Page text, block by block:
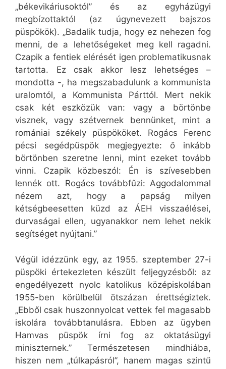
„békevikáriusoktól” és az egyházügyi
megbízottaktól (az úgynevezett bajszos
püspökök). „Badalik tudja, hogy ez nehezen fog
menni, de a lehetőségeket meg kell ragadni.
Czapik a fentiek elérését igen problematikusnak
tartotta. Ez csak akkor lesz lehetséges –
mondotta -, ha megszabadulunk a kommunista
uralomtól, a Kommunista Párttól. Mert nekik
csak két eszközük van: vagy a börtönbe
visznek, vagy szétvernek bennünket, mint a
romániai székely püspököket. Rogács Ferenc
pécsi segédpüspök megjegyezte: ő inkább
börtönben szeretne lenni, mint ezeket tovább
vinni. Czapik közbeszól: Én is szívesebben
lennék ott. Rogács továbbfűzi: Aggodalommal
nézem azt, hogy a papság milyen
kétségbeesetten küzd az ÁEH visszaélései,
durvaságai ellen, ugyanakkor nem lehet nekik
segítséget nyújtani.”
Végül idézzünk egy, az 1955. szeptember 27-i
püspöki értekezleten készült feljegyzésből: az
engedélyezett nyolc katolikus középiskolában
1955-ben körülbelül ötszázan érettségiztek.
„Ebből csak huszonnyolcat vettek fel magasabb
iskolára továbbtanulásra. Ebben az ügyben
Hamvas püspök írni fog az oktatásügyi
miniszternek.” Természetesen mindhiába,
hiszen nem „túlkapásról”, hanem magas szintű